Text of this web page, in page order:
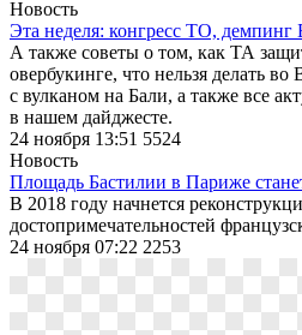
Новость
Эта неделя: конгресс ТО,
А также советы о том, как ТА
овербукинге, что нельзя делать во
с вулканом на Бали, а также все
в нашем дайджесте.
24 ноября 13:51 5524
Новость
Площадь Бастилии в Париже
В 2018 году начнется
достопримечательностей
24 ноября 07:22 2253